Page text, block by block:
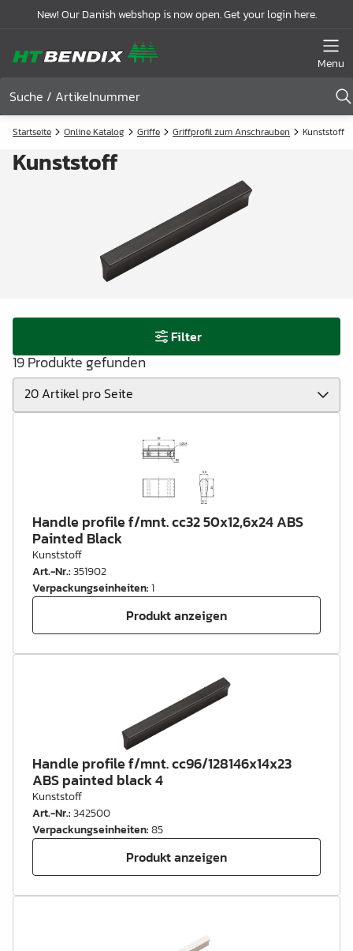
New! Our Danish webshop is now open. Get your login here.
Menu
Startseite Online Katalog Griffe Griffprofil zum Anschrauben Kunststoff
Kunststoff
Filter
19 Produkte gefunden
Handle profile f/mnt. cc32 50x12,6x24 ABS
Painted Black
Kunststoff
Art.-Nr.:351902
Verpackungseinheiten:1
Produkt anzeigen
Handle profile f/mnt. cc96/128146x14x23
ABS painted black 4
Kunststoff
Art.-Nr.:342500
Verpackungseinheiten:85
Produkt anzeigen